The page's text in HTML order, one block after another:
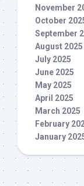
November
October
September
August 2025
July 2025
June 2025
May 2025
April 2025
March 2025
February
January